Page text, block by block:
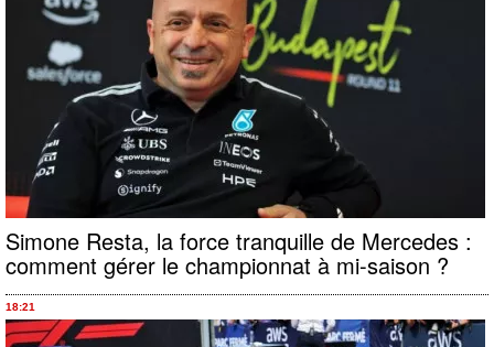
Simone Resta, la force tranquille de Mercedes :
comment gérer le championnat à mi-saison ?
18:21